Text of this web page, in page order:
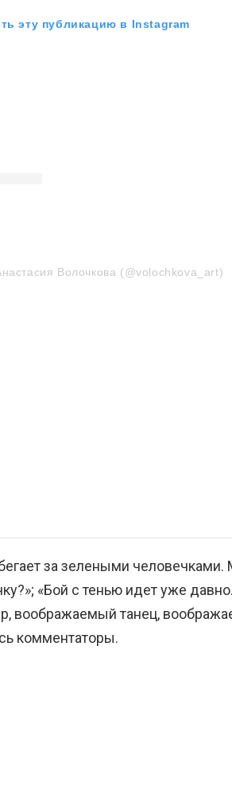
эту публикацию в Instagram
Волочкова (@volochkova_art)
за зелеными
«Бой с тенью идет уже
воображаемый танец,
комментаторы.